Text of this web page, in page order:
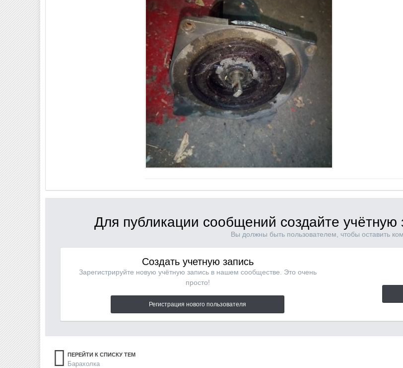
Для публикации сообщений создайте учётную
Вы должны быть пользователем, чтобы оставить
Создать учетную запись
Зарегистрируйте новую учётную запись в нашем сообществе. Это очень
просто!
Регистрация нового пользователя
ПЕРЕЙТИ К СПИСКУ ТЕМ
Барахолка